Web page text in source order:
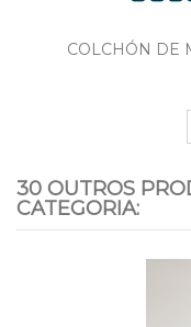
COLCHÓN DE
30 OUTROS
CATEGORIA: